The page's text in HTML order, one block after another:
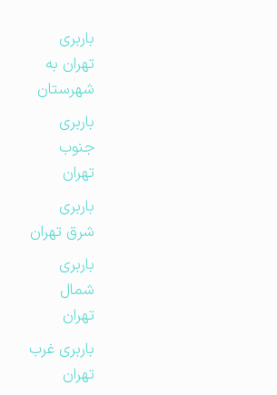
باربری
تهران به
شهرستان
باربری
جنوب
تهران
باربری
شرق تهران
باربری
شمال
تهران
باربری غرب
تهران